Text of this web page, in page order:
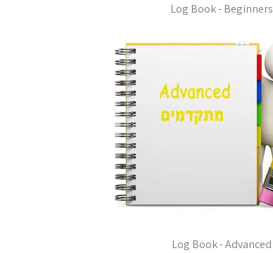
Log Book - Beginners
Log Book - Advanced